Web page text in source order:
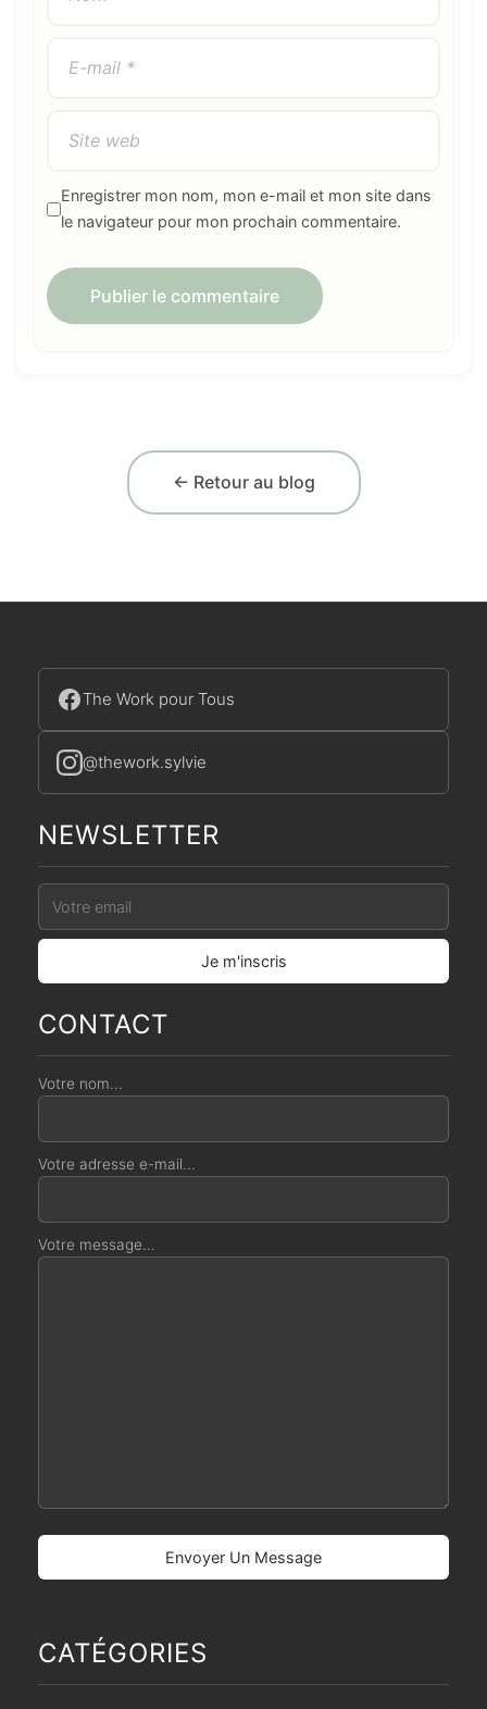
Enregistrer mon nom, mon e-mail et mon site dans
le navigateur pour mon prochain commentaire.
← Retour au blog
The Work pour Tous
@thework.sylvie
NEWSLETTER
CONTACT
Votre nom...
Votre adresse e-mail...
Votre message...
CATÉGORIES